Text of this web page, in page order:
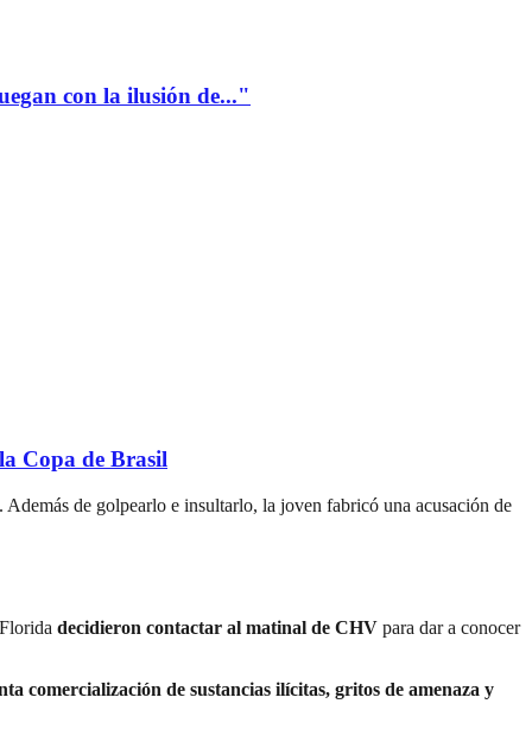
con la ilusión de..."
Copa de Brasil
de golpearlo e insultarlo, la joven fabricó una acusación de
decidieron contactar al matinal de CHV para dar a conocer
comercialización de sustancias ilícitas, gritos de amenaza y